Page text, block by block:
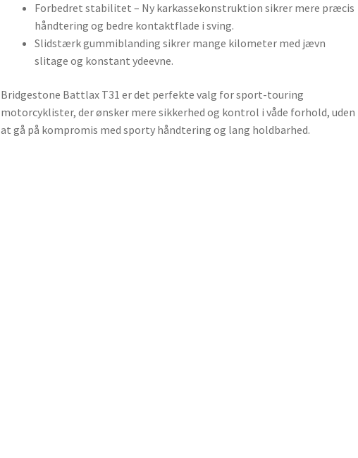
Forbedret stabilitet – Ny karkassekonstruktion sikrer mere præcis
håndtering og bedre kontaktflade i sving.
Slidstærk gummiblanding sikrer mange kilometer med jævn
slitage og konstant ydeevne.
Bridgestone Battlax T31 er det perfekte valg for sport-touring
motorcyklister, der ønsker mere sikkerhed og kontrol i våde forhold, uden
at gå på kompromis med sporty håndtering og lang holdbarhed.